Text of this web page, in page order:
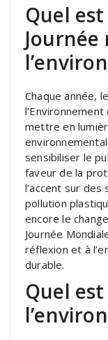
Quel
Chaque année,
mettre en
sensibiliser le
faveur de la
l’accent sur
pollution
encore le
Journée
réflexion et à
durable.
Quel